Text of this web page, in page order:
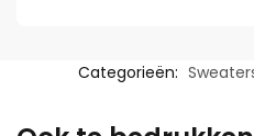
Categorieën: